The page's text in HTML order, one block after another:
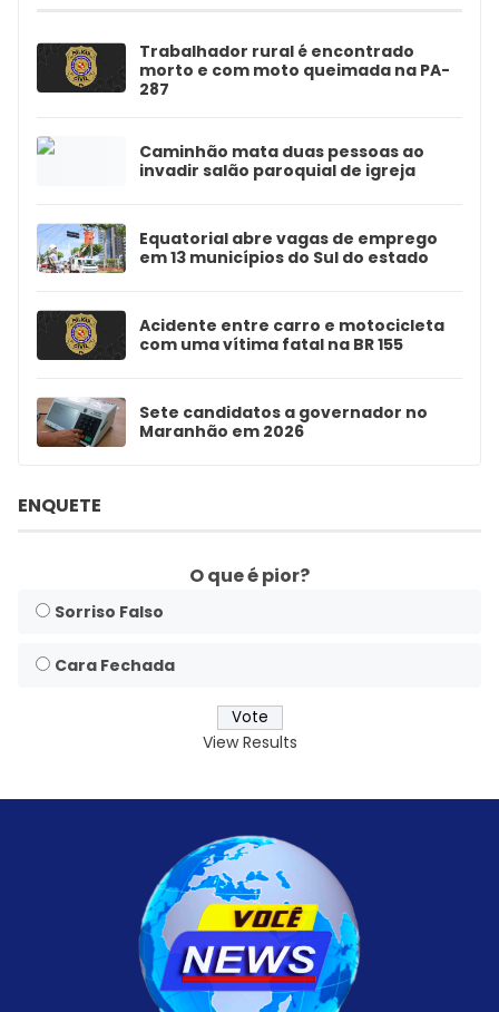
Trabalhador rural é encontrado
morto e com moto queimada na PA-
287
Caminhão mata duas pessoas ao
invadir salão paroquial de igreja
Equatorial abre vagas de emprego
em 13 municípios do Sul do estado
Acidente entre carro e motocicleta
com uma vítima fatal na BR 155
Sete candidatos a governador no
Maranhão em 2026
ENQUETE
O que é pior?
Sorriso Falso
Cara Fechada
View Results